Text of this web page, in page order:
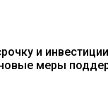
и
меры